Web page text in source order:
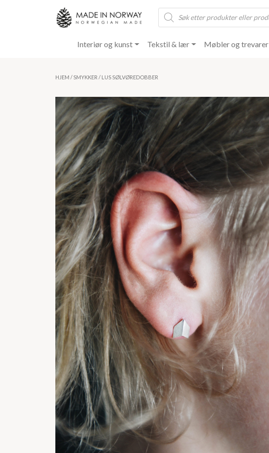
Products
search
Interiør og kunst Tekstil & lær Møbler og trevarer
HJEM / SMYKKER / LUS SØLVØREDOBBER